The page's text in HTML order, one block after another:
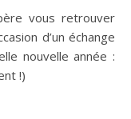
vous retrouver
d’un échange
nouvelle année :
!)